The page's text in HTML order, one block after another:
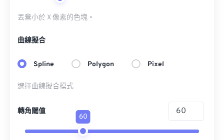
丟棄小於 X 像素的色塊。
曲線擬合
Spline Polygon Pixel
選擇曲線擬合模式
轉角閾值
60